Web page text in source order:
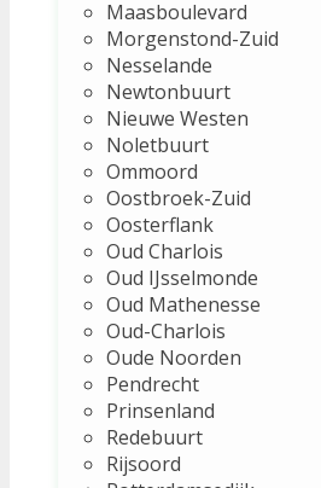
Maasboulevard
Morgenstond-Zuid
Nesselande
Newtonbuurt
Nieuwe Westen
Noletbuurt
Ommoord
Oostbroek-Zuid
Oosterflank
Oud Charlois
Oud IJsselmonde
Oud Mathenesse
Oud-Charlois
Oude Noorden
Pendrecht
Prinsenland
Redebuurt
Rijsoord